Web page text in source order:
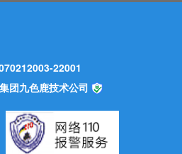
22001
团九色鹿技术公司